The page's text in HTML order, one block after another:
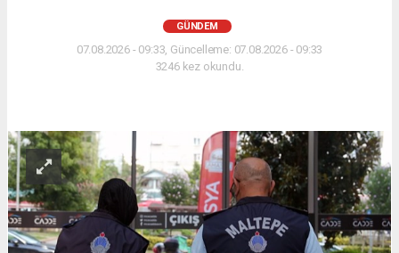
GÜNDEM
07.08.2026 - 09:33, Güncelleme: 07.08.2026 - 09:33
3246 kez okundu.